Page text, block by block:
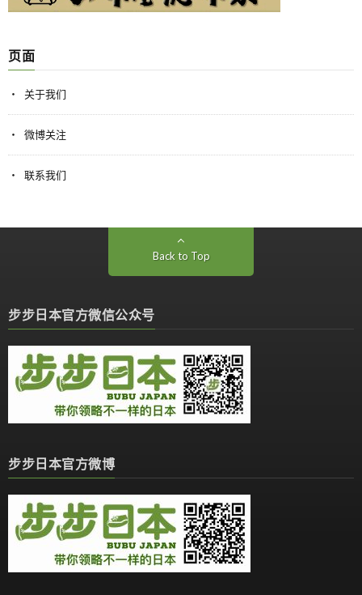
页面
关于我们
微博关注
联系我们
Back to Top
步步日本官方微信公众号
步步日本官方微博